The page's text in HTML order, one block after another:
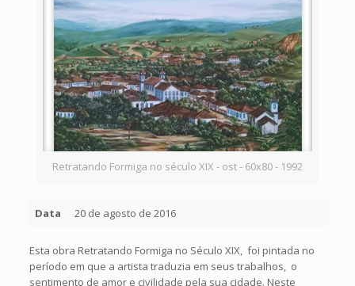
Retratando Formiga no século XIX - ost - 60x80 - 1992
Data 20 de agosto de 2016
Esta obra Retratando Formiga no Século XIX, foi pintada no
período em que a artista traduzia em seus trabalhos, o
sentimento de amor e civilidade pela sua cidade. Neste